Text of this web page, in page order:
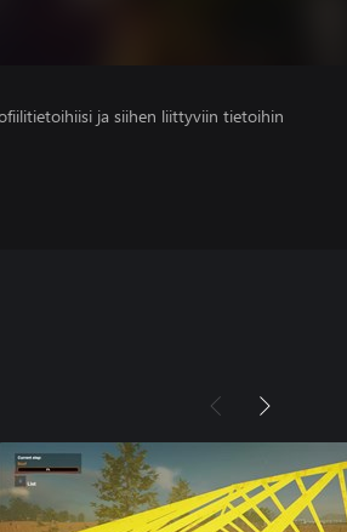
ja siihen liittyviin tietoihin